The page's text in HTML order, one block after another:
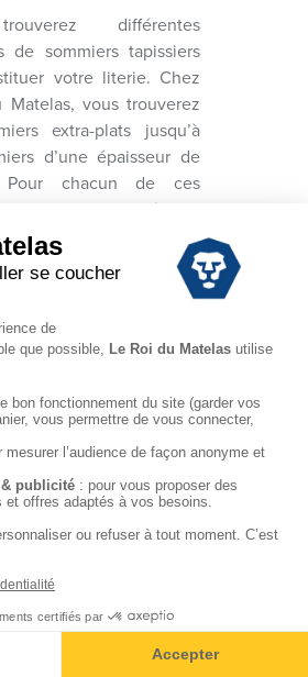
différentes
de sommiers tapissiers
votre literie. Chez
Matelas, vous trouverez
extra-plats jusqu’à
d’une épaisseur de
chacun de ces
il est conseillé d’y
pieds. Plusieurs
sont possibles :
4 pieds au sommier, pour
à un lit déjà présent.
correspond bien à
pour cela, prenez les
nécessaires en
ou en vous renseignant
nos conseillers en
TAPISSIER :